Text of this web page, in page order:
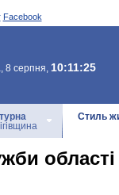
Facebook
8 серпня, 10:11:25
Стиль